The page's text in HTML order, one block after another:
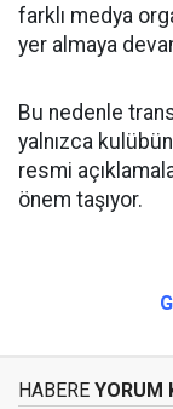
farklı medya
yer almaya
Bu nedenle
yalnızca
resmi
önem taşıyor.
G
HABERE YORUM